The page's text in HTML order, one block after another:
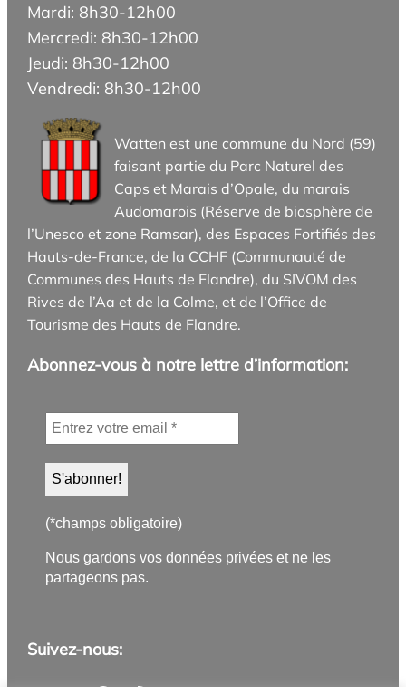
Mardi: 8h30-12h00
Mercredi: 8h30-12h00
Jeudi: 8h30-12h00
Vendredi: 8h30-12h00
Watten est une commune du Nord (59)
faisant partie du Parc Naturel des
Caps et Marais d’Opale, du marais
Audomarois (Réserve de biosphère de
l’Unesco et zone Ramsar), des Espaces Fortifiés des
Hauts-de-France, de la CCHF (Communauté de
Communes des Hauts de Flandre), du SIVOM des
Rives de l’Aa et de la Colme, et de l’Office de
Tourisme des Hauts de Flandre.
Abonnez-vous à notre lettre d’information:
(*champs obligatoire)
Nous gardons vos données privées et ne les
partageons pas.
Suivez-nous: